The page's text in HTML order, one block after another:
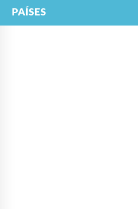
PAÍSES